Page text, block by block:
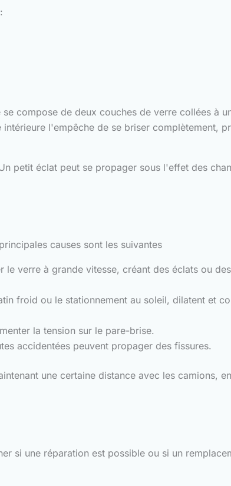
compose de deux couches de verre collées à
l'empêche de se briser complètement,
petit éclat peut se propager sous l'effet des
causes sont les suivantes
verre à grande vitesse, créant des éclats ou
froid ou le stationnement au soleil, dilatent et
la tension sur le pare-brise.
accidentées peuvent propager des fissures.
une certaine distance avec les camions,
si une réparation est possible ou si un